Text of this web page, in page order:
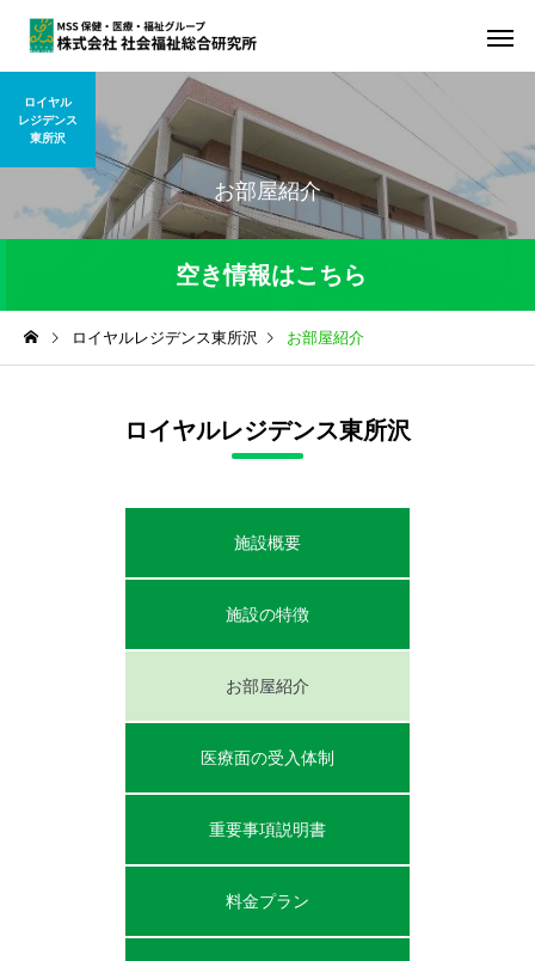
お部屋紹介
ロイヤル
レジデンス
東所沢
空き情報はこちら
ロイヤルレジデンス東所沢 お部屋紹介
ロイヤルレジデンス東所沢
施設概要
施設の特徴
お部屋紹介
医療面の受入体制
重要事項説明書
料金プラン